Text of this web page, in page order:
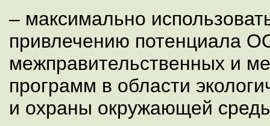
– максимально
привлечению потенциала
межправительственных и
программ в области
и охраны окружающей